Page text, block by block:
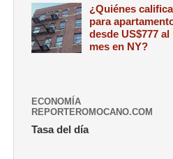
¿Quiénes
para
desde US$777 al
mes en NY?
ECONOMÍA
REPORTEROMOCANO.COM
Tasa del día